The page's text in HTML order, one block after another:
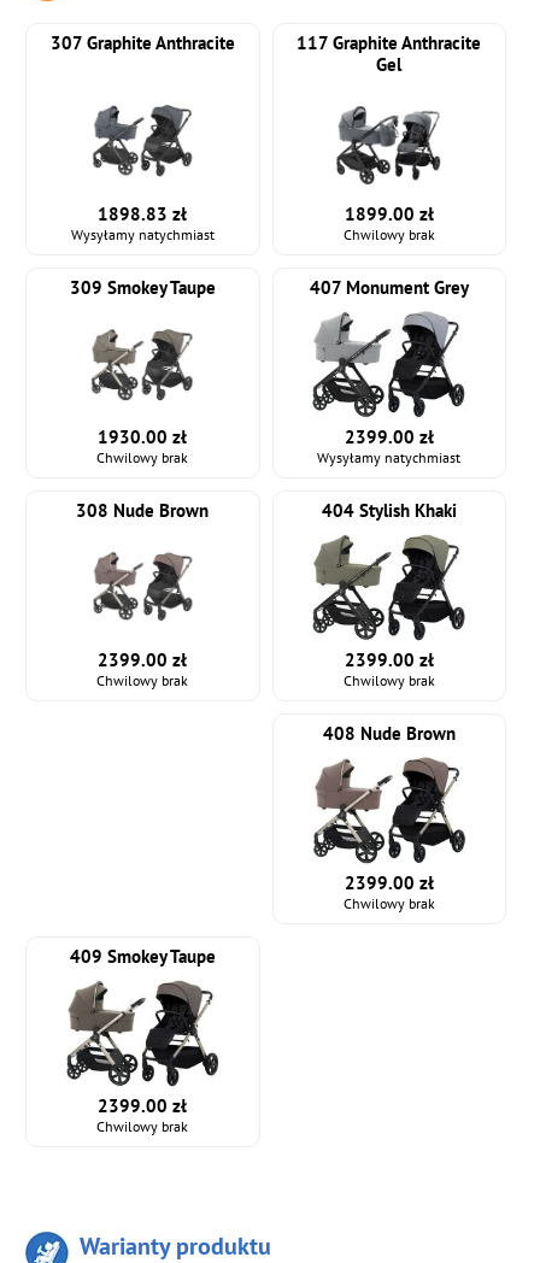
307 Graphite Anthracite
1898.83 zł
Wysyłamy natychmiast
117 Graphite Anthracite
Gel
1899.00 zł
Chwilowy brak
309 Smokey Taupe
1930.00 zł
Chwilowy brak
407 Monument Grey
2399.00 zł
Wysyłamy natychmiast
308 Nude Brown
2399.00 zł
Chwilowy brak
404 Stylish Khaki
2399.00 zł
Chwilowy brak
408 Nude Brown
2399.00 zł
Chwilowy brak
409 Smokey Taupe
2399.00 zł
Chwilowy brak
Warianty produktu